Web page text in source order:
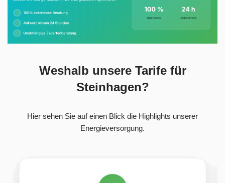
Weshalb unsere Tarife für
Steinhagen?
Hier sehen Sie auf einen Blick die Highlights unserer
Energieversorgung.